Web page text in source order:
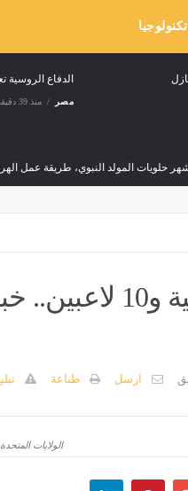
تكنولوجيا
الدفاع الروسية تعلن
مصر منذ 39 دقيقة
حلويات المولد النبوي، طريقة عمل
بيراميدز يلتقي ريزا
الولايات المتحدة
ارسل طباعة
الولايات المتحدة تتأهل بثنائية و10